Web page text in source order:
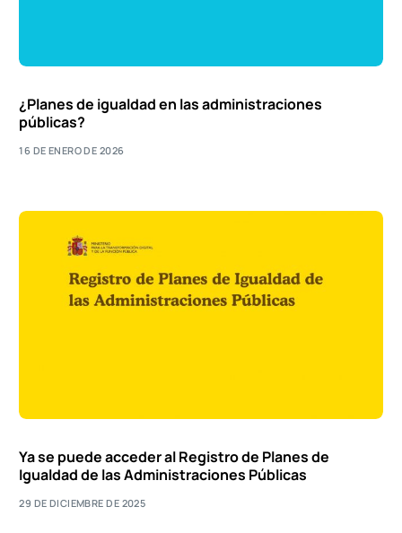
¿Planes de igualdad en las administraciones
públicas?
16 DE ENERO DE 2026
Ya se puede acceder al Registro de Planes de
Igualdad de las Administraciones Públicas
29 DE DICIEMBRE DE 2025